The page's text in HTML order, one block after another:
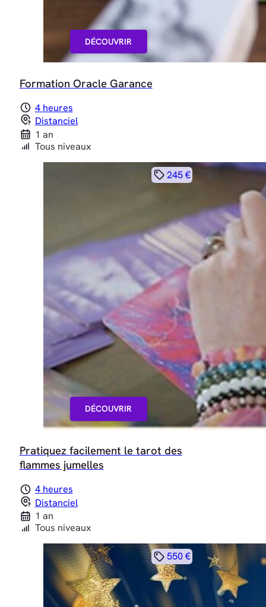
DÉCOUVRIR
Formation Oracle Garance
4 heures
Distanciel
1 an
Tous niveaux
DÉCOUVRIR
245 €
Pratiquez facilement le tarot des
flammes jumelles
4 heures
Distanciel
1 an
Tous niveaux
550 €